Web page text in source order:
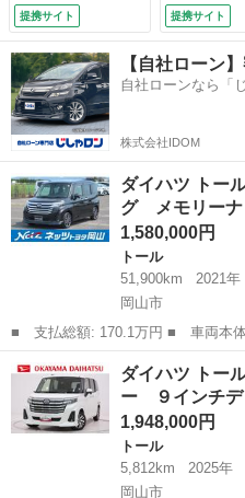
ＥＴＣ ドラレコ
両側電動スライド
ＬＥＤヘッドラン
プ ワンオーナー
アイドリングストッ
プ （車検整備付）
提携サイト
入力端子 Ｂ
ｔｏｏｔ
ライト キー
ー アイド
トップ テ
10.3）
提携サイト
【自社ローン
自社ローンなら「
株式会社IDOM
ダイハツ トー
グ メモリー
1,580,000円
トール
51,900km
2021年
岡山市
■ 支払総額: 170.1万円 ■ 車両本体価格： 1,580,000 円 ■ メーカ
ー名： ダイハツ ■ 車種名： ト
Ｇ ターボ フルセグ メモリー
衝突被害...
岡山 岡山市 トール
ダイハツ トー
ー ９インチデ
1,948,000円
トール
5,812km
2025年
岡山市